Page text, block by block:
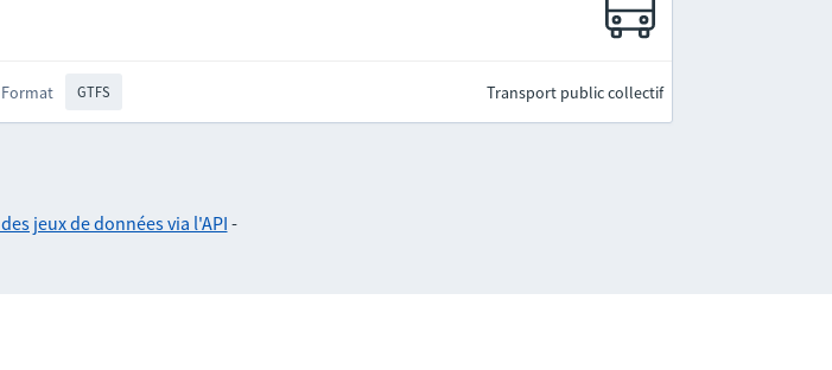
Format GTFS Transport public collectif
jeux de données via l'API -